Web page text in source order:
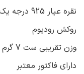
نقره عیار 925 درجه یک
روکش رودیوم
وزن تقریبی ست 7 گرم (تلرانس نیم گرمی)
دارای فاکتور معتبر